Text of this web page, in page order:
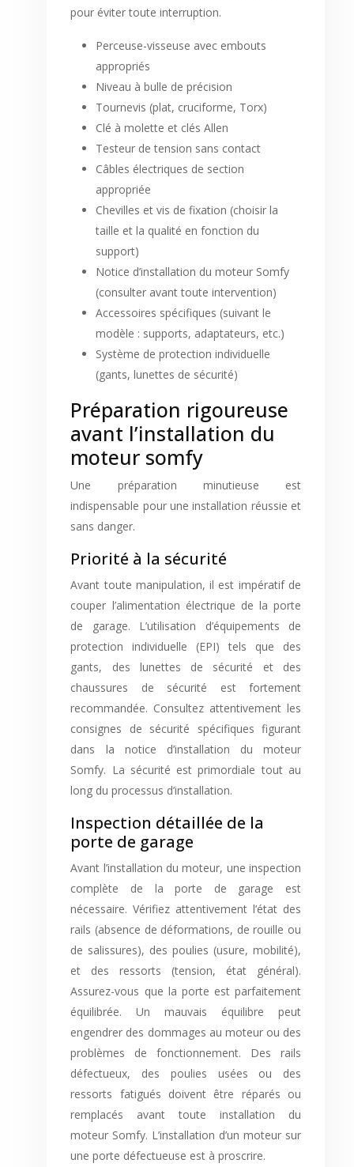
pour éviter toute interruption.
Perceuse-visseuse avec embouts
appropriés
Niveau à bulle de précision
Tournevis (plat, cruciforme, Torx)
Clé à molette et clés Allen
Testeur de tension sans contact
Câbles électriques de section
appropriée
Chevilles et vis de fixation (choisir la
taille et la qualité en fonction du
support)
Notice d’installation du moteur Somfy
(consulter avant toute intervention)
Accessoires spécifiques (suivant le
modèle : supports, adaptateurs, etc.)
Système de protection individuelle
(gants, lunettes de sécurité)
Préparation rigoureuse
avant l’installation du
moteur somfy
Une préparation minutieuse est
indispensable pour une installation réussie et
sans danger.
Priorité à la sécurité
Avant toute manipulation, il est impératif de
couper l’alimentation électrique de la porte
de garage. L’utilisation d’équipements de
protection individuelle (EPI) tels que des
gants, des lunettes de sécurité et des
chaussures de sécurité est fortement
recommandée. Consultez attentivement les
consignes de sécurité spécifiques figurant
dans la notice d’installation du moteur
Somfy. La sécurité est primordiale tout au
long du processus d’installation.
Inspection détaillée de la
porte de garage
Avant l’installation du moteur, une inspection
complète de la porte de garage est
nécessaire. Vérifiez attentivement l’état des
rails (absence de déformations, de rouille ou
de salissures), des poulies (usure, mobilité),
et des ressorts (tension, état général).
Assurez-vous que la porte est parfaitement
équilibrée. Un mauvais équilibre peut
engendrer des dommages au moteur ou des
problèmes de fonctionnement. Des rails
défectueux, des poulies usées ou des
ressorts fatigués doivent être réparés ou
remplacés avant toute installation du
moteur Somfy. L’installation d’un moteur sur
une porte défectueuse est à proscrire.